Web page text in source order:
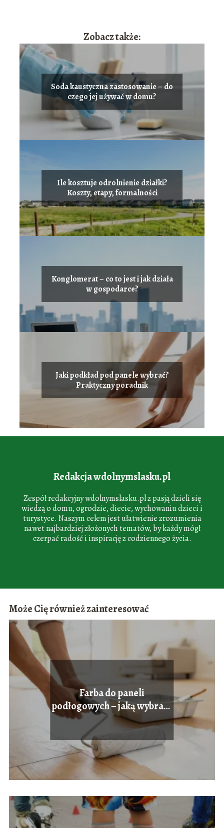
Zobacz także:
Soda kaustyczna zastosowanie – do
czego jej używać w domu?
Ile kosztuje odrolnienie działki?
Koszty, etapy, formalności
Konglomerat – co to jest i jak działa
w gospodarce?
Jaki podkład pod panele wybrać?
Praktyczny poradnik
Redakcja wdolnymslasku.pl
Zespół redakcyjny wdolnymslasku.pl z pasją dzieli się
wiedzą o domu, ogrodzie, diecie, wychowaniu dzieci i
turystyce. Naszym celem jest ułatwienie zrozumienia
nawet najbardziej złożonych tematów, by każdy mógł
czerpać radość i inspirację z codziennego życia.
Może Cię również zainteresować
Farba do paneli
podłogowych – jaką wybrać i
jak malować?